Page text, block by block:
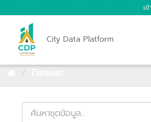
เ
City Data Platform